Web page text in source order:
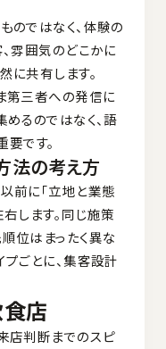
のではなく、体験の
雰囲気のどこかに
に共有します。
第三者への発信に
るのではなく、語
です。
法の考え方
前に「立地と業態
します。同じ施策
位はまったく異な
ごとに、集客設計
店
店判断までのスピ